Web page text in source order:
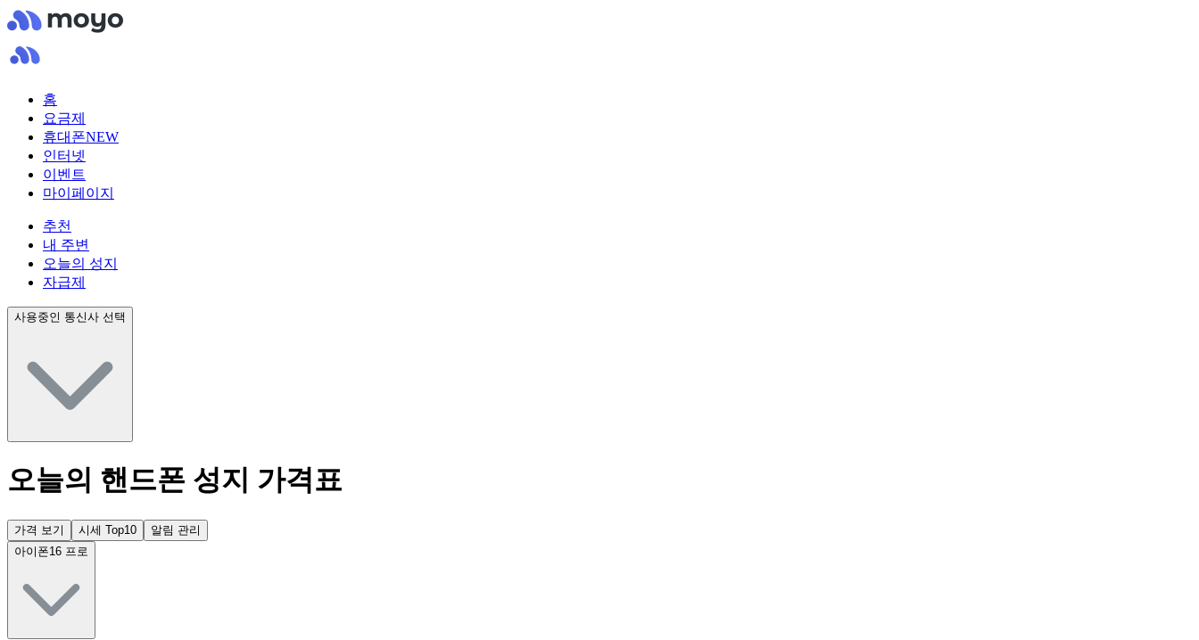
홈
요금제
휴대폰NEW
인터넷
이벤트
마이페이지
추천
내 주변
오늘의 성지
자급제
사용중인 통신사 선택
오늘의 핸드폰 성지 가격표
가격 보기 시세 Top10
알림 관리
아이폰16 프로